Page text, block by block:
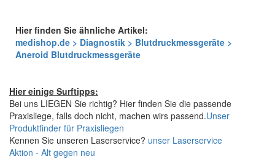
Hier finden Sie ähnliche Artikel:
medishop.de > Diagnostik > Blutdruckmessgeräte >
Aneroid Blutdruckmessgeräte
Hier einige Surftipps:
Bei uns LIEGEN Sie richtig? Hier finden Sie die passende
Praxisliege, falls doch nicht, machen wirs passend.Unser
Produktfinder für Praxisliegen
Kennen Sie unseren Laserservice? unser Laserservice
Aktion - Alt gegen neu